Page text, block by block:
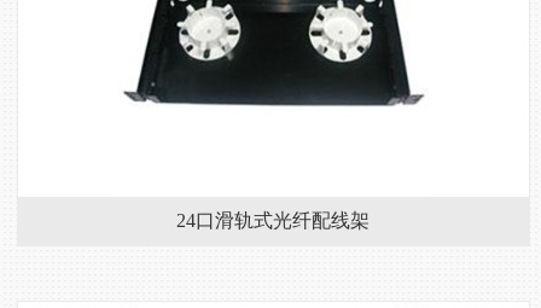
24口滑轨式光纤配线架